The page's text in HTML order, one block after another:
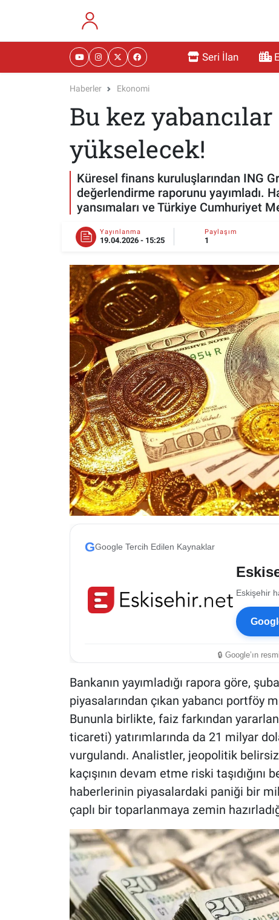
Seri İlan
Haberler Ekonomi
Bu kez
yükselecek!
Küresel finans kuruluşlarından ING
değerlendirme raporunu yayımladı.
yansımaları ve Türkiye Cumhuriyet
Yayınlanma
19.04.2026 - 15:25
Paylaşım
1
GGoogle Tercih Edilen Kaynaklar
Eskişehir
🔒 Google’ın
Bankanın yayımladığı rapora göre,
piyasalarından çıkan yabancı portföy
Bununla birlikte, faiz farkından
ticareti) yatırımlarında da 21 milyar
vurgulandı. Analistler, jeopolitik
kaçışının devam etme riski
haberlerinin piyasalardaki paniği bir
çaplı bir toparlanmaya zemin
RESMİ İLANLAR
MAGAZİN
TEKNOLOJİ
ESKİŞEHİR NÖBETÇİ ECZANELER
Eskişehir Haber İçerikleri
Eskişehir Hava Durumu
Eskişehir Tramvay Saatleri
Eskişehir Otobüs Saatleri
Eskişehir Nöbetçi Eczaneler
Eskişehir Namaz Vakitleri
Eskişehir Trafik Yoğunluk Haritası
Süper Lig Puan Durumu ve Fikstür
Tüm Manşetler
Son Dakika Haberleri
Haber Arşivi